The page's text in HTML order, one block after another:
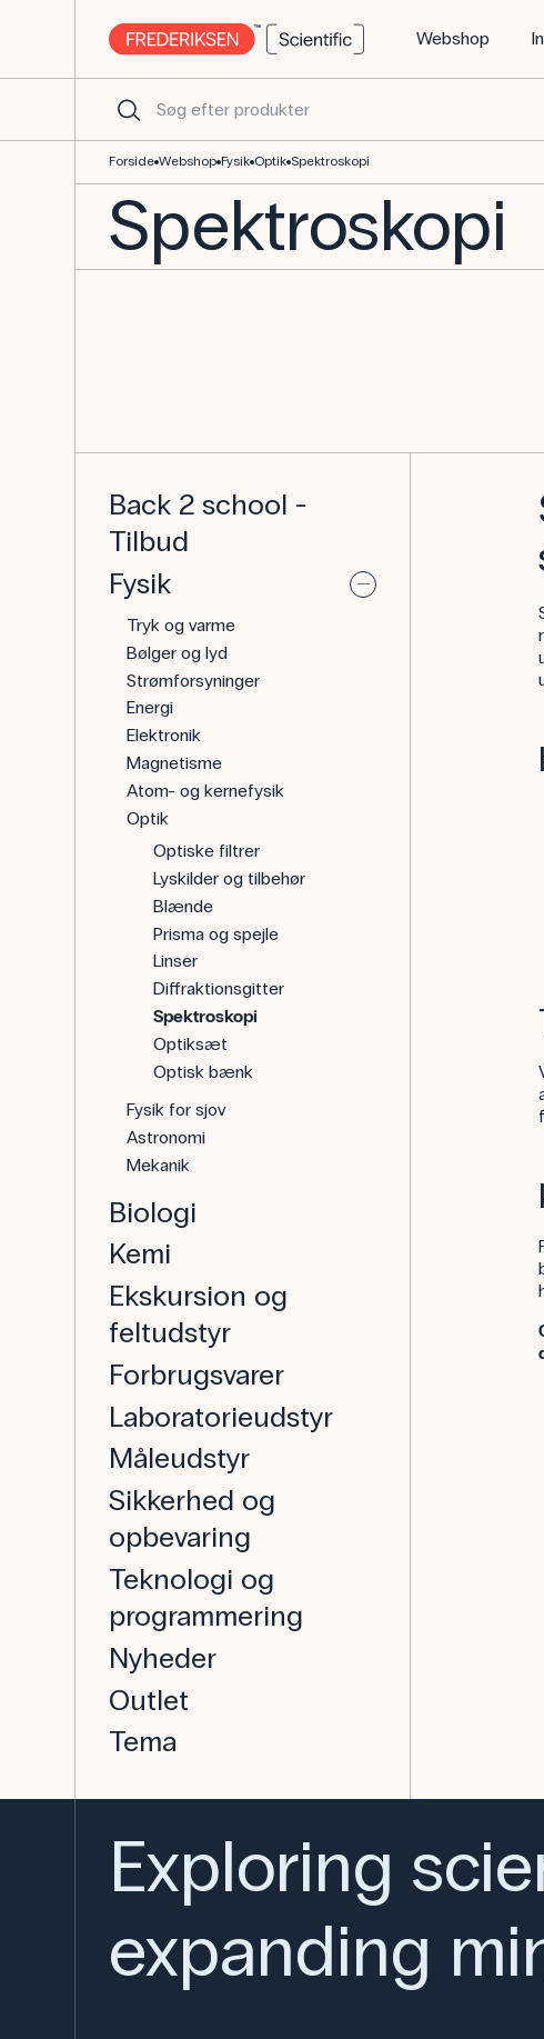
Webshop
Forside Webshop Fysik Optik Spektroskopi
Spektroskopi
Back 2 school -
Tilbud
Fysik
Tryk og varme
Bølger og lyd
Strømforsyninger
Energi
Elektronik
Magnetisme
Atom- og kernefysik
Optik
Optiske filtrer
Lyskilder og tilbehør
Blænde
Prisma og spejle
Linser
Diffraktionsgitter
Spektroskopi
Optiksæt
Optisk bænk
Fysik for sjov
Astronomi
Mekanik
Biologi
Kemi
Ekskursion og
feltudstyr
Forbrugsvarer
Laboratorieudstyr
Måleudstyr
Sikkerhed og
opbevaring
Teknologi og
programmering
Nyheder
Outlet
Tema
Exploring
expanding